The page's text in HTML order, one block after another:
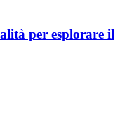
per esplorare il